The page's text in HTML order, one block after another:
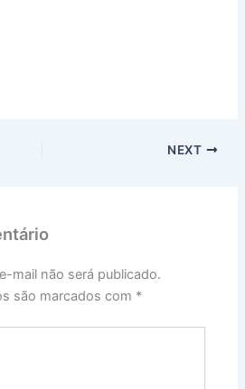
NEXT
mail não será publicado.
são marcados com *